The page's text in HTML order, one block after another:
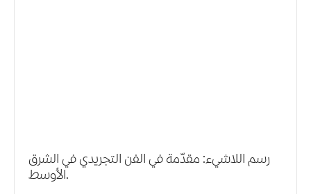
رسم اللاشيء: مقدّمة في الفن التجريدي في الشرق
الأوسط.